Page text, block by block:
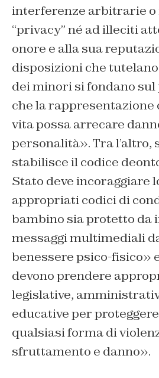
interferenze arbitrarie o
“privacy” né ad illeciti
onore e alla sua
disposizioni che
dei minori si fondano
che la rappresentazione
vita possa arrecare
personalità». Tra l’altro,
stabilisce il codice
Stato deve incoraggiare
appropriati codici di
bambino sia protetto da
messaggi multimediali
benessere psico-fisico»
devono prendere
legislative,
educative per
qualsiasi forma di
sfruttamento e danno».